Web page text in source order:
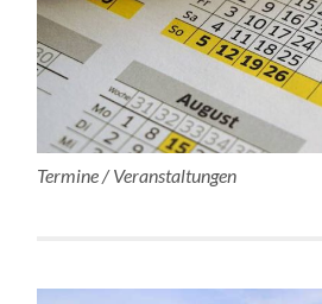
Termine / Veranstaltungen